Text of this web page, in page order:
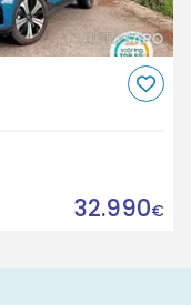
32.990€